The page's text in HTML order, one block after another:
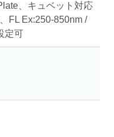
、キュベット対応
FL Ex:250-850nm /
定可